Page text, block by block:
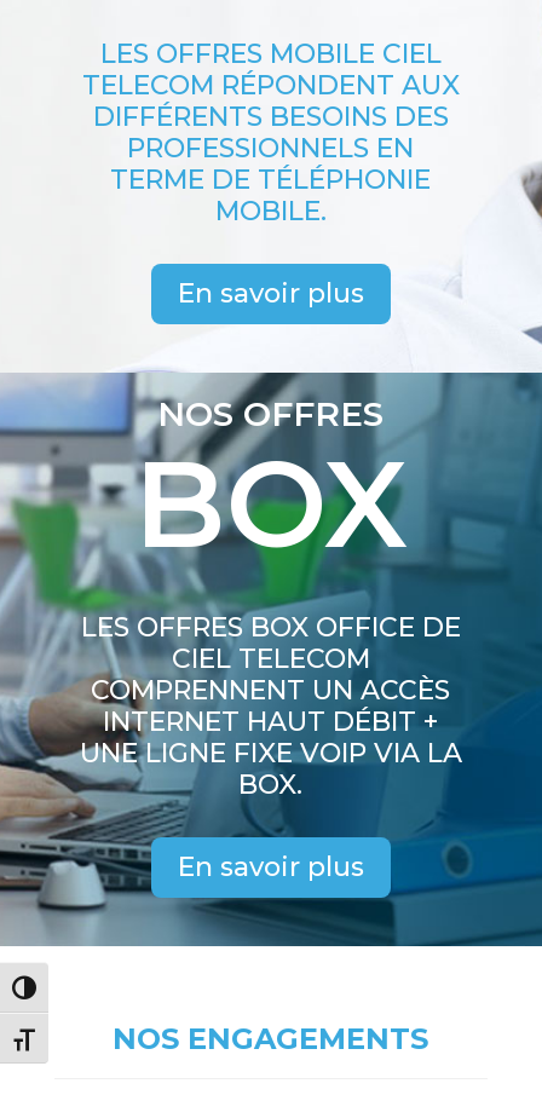
Passer en contraste élevé
Changer la taille de la police
LES OFFRES MOBILE CIEL
TELECOM RÉPONDENT AUX
DIFFÉRENTS BESOINS DES
PROFESSIONNELS EN
TERME DE TÉLÉPHONIE
MOBILE.
En savoir plus
NOS OFFRES
BOX
LES OFFRES BOX OFFICE DE
CIEL TELECOM
COMPRENNENT UN ACCÈS
INTERNET HAUT DÉBIT +
UNE LIGNE FIXE VOIP VIA LA
BOX.
En savoir plus
NOS ENGAGEMENTS